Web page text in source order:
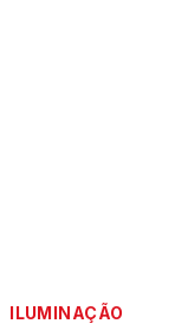
ILUMINAÇÃO